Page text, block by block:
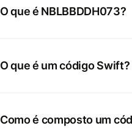
O que é NBLBBDDH073?
O que é um código Swift?
Como é composto um